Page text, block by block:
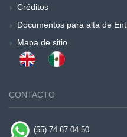
Créditos
Documentos para alta de
Mapa de sitio
CONTACTO
(55) 74 67 04 50